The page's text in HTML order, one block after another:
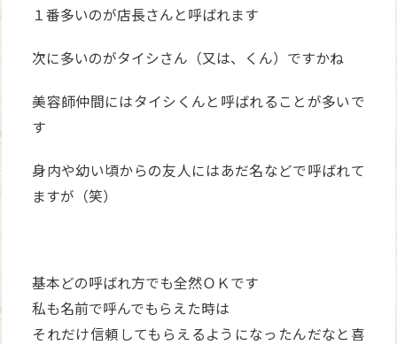
１番多いのが店長さんと呼ばれます
次に多いのがタイシさん（又は、くん）ですかね
美容師仲間にはタイシくんと呼ばれることが多いで
す
身内や幼い頃からの友人にはあだ名などで呼ばれて
ますが（笑）
基本どの呼ばれ方でも全然ＯＫです
私も名前で呼んでもらえた時は
それだけ信頼してもらえるようになったんだなと喜